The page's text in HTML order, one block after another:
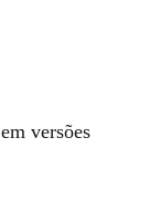
versões